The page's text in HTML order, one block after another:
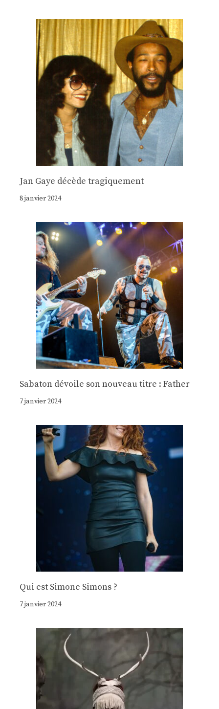
Jan Gaye décède tragiquement
8 janvier 2024
Sabaton dévoile son nouveau titre : Father
7 janvier 2024
Qui est Simone Simons ?
7 janvier 2024